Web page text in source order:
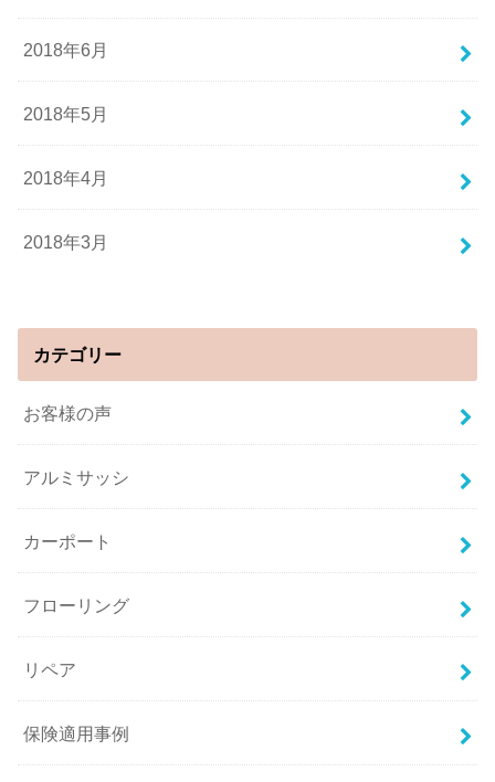
2018年6月
2018年5月
2018年4月
2018年3月
カテゴリー
お客様の声
アルミサッシ
カーポート
フローリング
リペア
保険適用事例